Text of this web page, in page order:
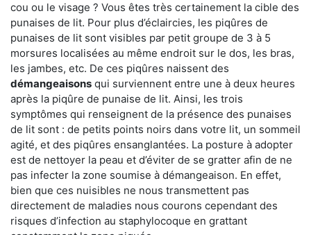
cou ou le visage ? Vous êtes très certainement la cible des
punaises de lit. Pour plus d’éclaircies, les piqûres de
punaises de lit sont visibles par petit groupe de 3 à 5
morsures localisées au même endroit sur le dos, les bras,
les jambes, etc. De ces piqûres naissent des
démangeaisons qui surviennent entre une à deux heures
après la piqûre de punaise de lit. Ainsi, les trois
symptômes qui renseignent de la présence des punaises
de lit sont : de petits points noirs dans votre lit, un sommeil
agité, et des piqûres ensanglantées. La posture à adopter
est de nettoyer la peau et d’éviter de se gratter afin de ne
pas infecter la zone soumise à démangeaison. En effet,
bien que ces nuisibles ne nous transmettent pas
directement de maladies nous courons cependant des
risques d’infection au staphylocoque en grattant